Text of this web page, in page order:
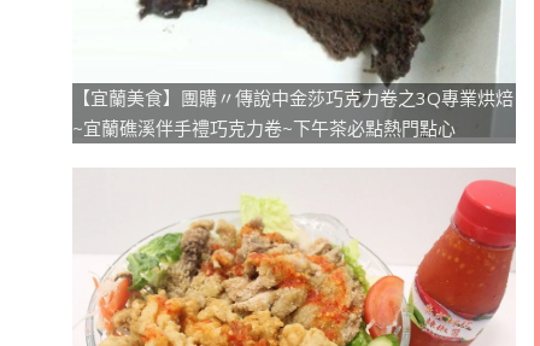
【宜蘭美食】團購〃傳說中金莎巧克力卷之3Q專業烘焙
~宜蘭礁溪伴手禮巧克力卷~下午茶必點熱門點心